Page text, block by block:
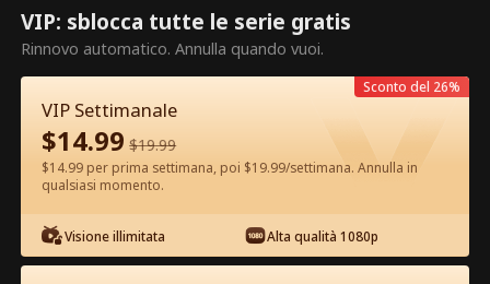
Questi sono episodi a pagamento.
Sblocca per guardare.
VIP: sblocca tutte le serie gratis
Rinnovo automatico. Annulla quando vuoi.
VIP Settimanale
$14.99 $19.99
$14.99 per prima settimana, poi $19.99/settimana. Annulla in
qualsiasi momento.
Visione illimitata Alta qualità 1080p
Sconto del 26%